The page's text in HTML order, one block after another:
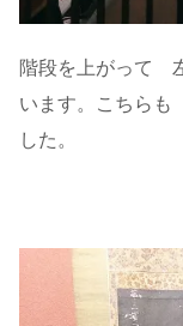
階段を上がって
います。こちらも
した。